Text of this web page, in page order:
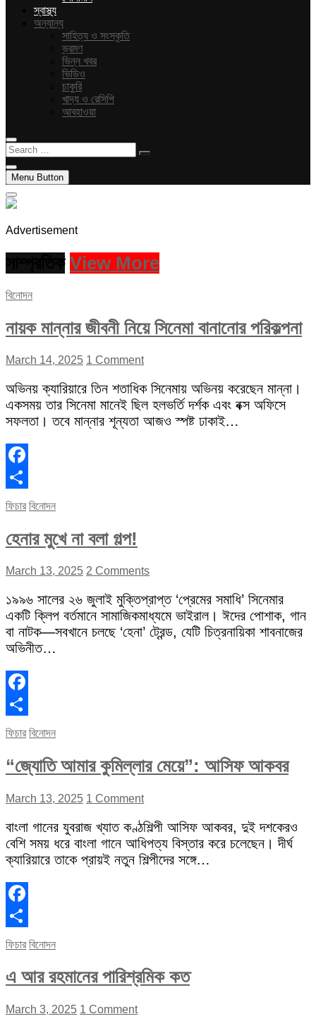
স্বাস্থ্য
অন্যান্য
সাহিত্য ও সংস্কৃতি
ভ্রমণ
ভিন্ন খবর
ভিডিও
চাকুরি
খাদ্য ও রেসিপি
আবহাওয়া
Search
…
Menu Button
Advertisement
View More
বিনোদন
নায়ক মান্নার জীবনী নিয়ে সিনেমা বানানোর পরিকল্পনা
March 14, 2025 1 Comment
অভিনয় ক্যারিয়ারে তিন শতাধিক সিনেমায় অভিনয় করেছেন মান্না।
একসময় তার সিনেমা মানেই ছিল হলভর্তি দর্শক এবং বক্স অফিসে
সফলতা। তবে মান্নার শূন্যতা আজও স্পষ্ট ঢাকাই…
Facebook
Share
ফিচার বিনোদন
হেনার মুখে না বলা গল্প!
March 13, 2025 2 Comments
১৯৯৬ সালের ২৬ জুলাই মুক্তিপ্রাপ্ত ‘প্রেমের সমাধি’ সিনেমার
একটি ক্লিপ বর্তমানে সামাজিকমাধ্যমে ভাইরাল। ঈদের পোশাক, গান
বা নাটক—সবখানে চলছে ‘হেনা’ ট্রেন্ড, যেটি চিত্রনায়িকা শাবনাজের
অভিনীত…
Facebook
Share
ফিচার বিনোদন
“জ্যোতি আমার কুমিল্লার মেয়ে”: আসিফ আকবর
March 13, 2025 1 Comment
বাংলা গানের যুবরাজ খ্যাত কণ্ঠশিল্পী আসিফ আকবর, দুই দশকেরও
বেশি সময় ধরে বাংলা গানে আধিপত্য বিস্তার করে চলেছেন। দীর্ঘ
ক্যারিয়ারে তাকে প্রায়ই নতুন শিল্পীদের সঙ্গে…
Facebook
Share
ফিচার বিনোদন
এ আর রহমানের পারিশ্রমিক কত
March 3, 2025 1 Comment